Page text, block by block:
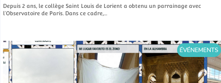
Depuis 2 ans, le collège Saint Louis de Lorient a obtenu un parrainage avec
l’Observatoire de Paris. Dans ce cadre,…
ÉVÉNEMENTS